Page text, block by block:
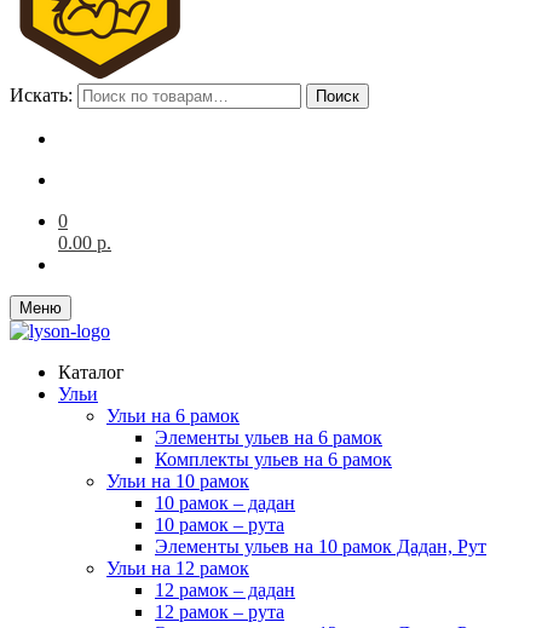
Искать: Поиск
0
0.00 р.
Меню
Каталог
Ульи
Ульи на 6 рамок
Элементы ульев на 6 рамок
Комплекты ульев на 6 рамок
Ульи на 10 рамок
10 рамок – дадан
10 рамок – рута
Элементы ульев на 10 рамок Дадан, Рут
Ульи на 12 рамок
12 рамок – дадан
12 рамок – рута